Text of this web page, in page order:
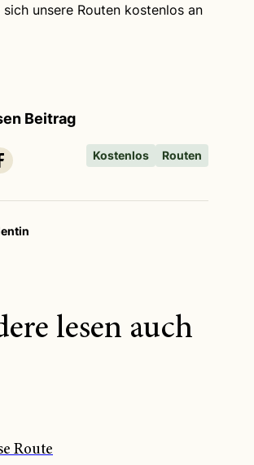
sich unsere Routen kostenlos an
Beitrag
Kostenlos Routen
lesen auch
Route